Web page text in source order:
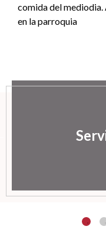
comida del mediodia.
en la parroquia